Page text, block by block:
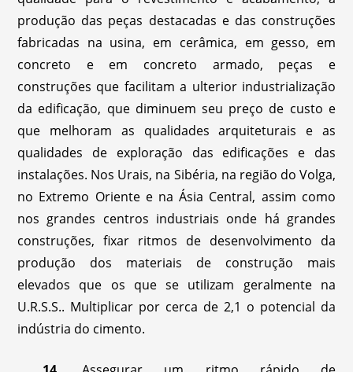
produção das peças destacadas e das construções
fabricadas na usina, em cerâmica, em gesso, em
concreto e em concreto armado, peças e
construções que facilitam a ulterior industrialização
da edificação, que diminuem seu preço de custo e
que melhoram as qualidades arquiteturais e as
qualidades de exploração das edificações e das
instalações. Nos Urais, na Sibéria, na região do Volga,
no Extremo Oriente e na Ásia Central, assim como
nos grandes centros industriais onde há grandes
construções, fixar ritmos de desenvolvimento da
produção dos materiais de construção mais
elevados que os que se utilizam geralmente na
U.R.S.S.. Multiplicar por cerca de 2,1 o potencial da
indústria do cimento.